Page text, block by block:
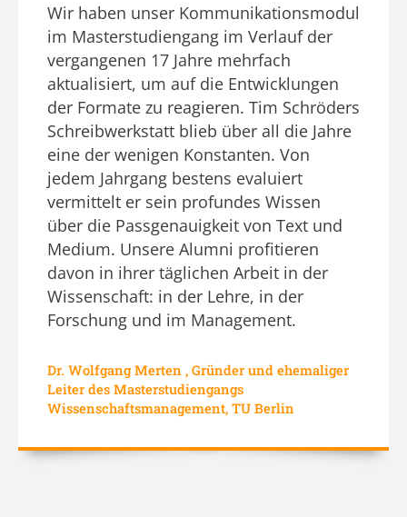
Wir haben unser Kommunikationsmodul
im Masterstudiengang im Verlauf der
vergangenen 17 Jahre mehrfach
aktualisiert, um auf die Entwicklungen
der Formate zu reagieren. Tim Schröders
Schreibwerkstatt blieb über all die Jahre
eine der wenigen Konstanten. Von
jedem Jahrgang bestens evaluiert
vermittelt er sein profundes Wissen
über die Passgenauigkeit von Text und
Medium. Unsere Alumni profitieren
davon in ihrer täglichen Arbeit in der
Wissenschaft: in der Lehre, in der
Forschung und im Management.
Dr. Wolfgang Merten , Gründer und ehemaliger
Leiter des Masterstudiengangs
Wissenschaftsmanagement, TU Berlin